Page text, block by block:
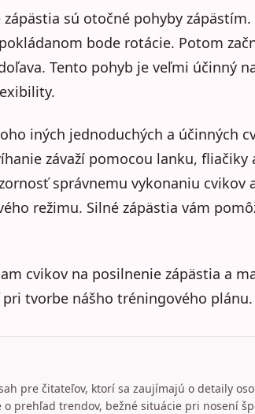
sú otočné pohyby
bode rotácie. Potom
Tento pohyb je veľmi účinný
iných jednoduchých a účinných
závaží pomocou lanku, fliačiky
správnemu vykonaniu cvikov
režimu. Silné zápästia vám
cvikov na posilnenie zápästia a
tvorbe nášho tréningového plánu.
pre čitateľov, ktorí sa zaujímajú o detaily
o prehľad trendov, bežné situácie pri nosení